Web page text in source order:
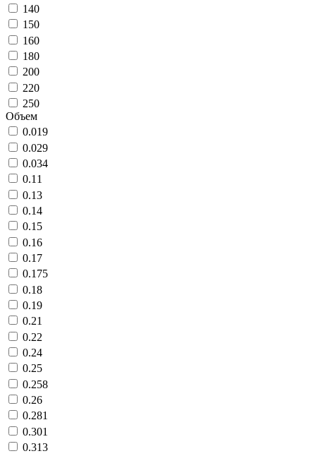
140
150
160
180
200
220
250
Объем
0.019
0.029
0.034
0.11
0.13
0.14
0.15
0.16
0.17
0.175
0.18
0.19
0.21
0.22
0.24
0.25
0.258
0.26
0.281
0.301
0.313